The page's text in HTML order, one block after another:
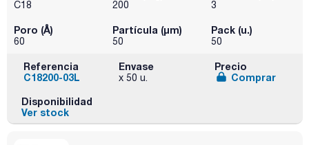
C18 200 3
Poro (Å)
60
Partícula (μm)
50
Pack (u.)
50
Referencia
C18200-03L
Envase
x 50 u.
Precio
Comprar
Disponibilidad
Ver stock